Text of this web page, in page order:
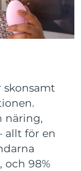
skonsamt
näring,
allt för en
och 98%